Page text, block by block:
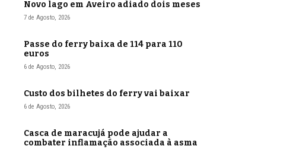
Novo lago em Aveiro adiado dois meses
7 de Agosto, 2026
Passe do ferry baixa de 114 para 110
euros
6 de Agosto, 2026
Custo dos bilhetes do ferry vai baixar
6 de Agosto, 2026
Casca de maracujá pode ajudar a
combater inflamação associada à asma